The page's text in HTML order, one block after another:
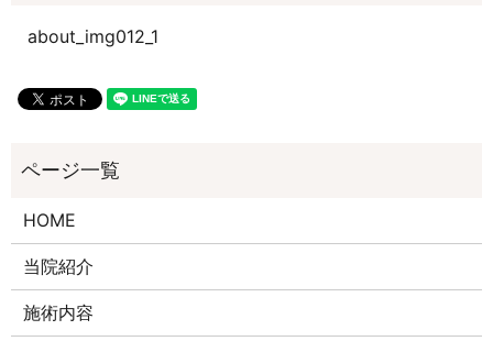
about_img012_1
HOME
当院紹介
施術内容